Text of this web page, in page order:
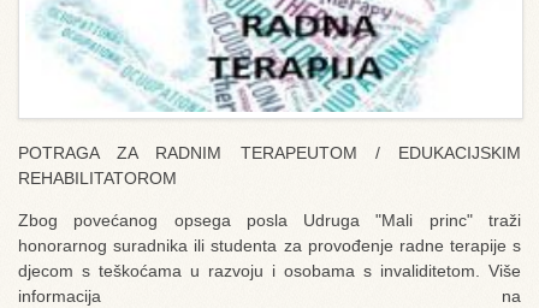
POTRAGA ZA RADNIM TERAPEUTOM / EDUKACIJSKIM
REHABILITATOROM
Zbog povećanog opsega posla Udruga "Mali princ" traži
honorarnog suradnika ili studenta za provođenje radne terapije s
djecom s teškoćama u razvoju i osobama s invaliditetom. Više
informacija na